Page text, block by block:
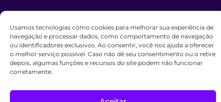
Usamos tecnologias como cookies para melhorar sua experiência de
navegação e processar dados, como comportamento de navegação
ou identificadores exclusivos. Ao consentir, você nos ajuda a oferecer
o melhor serviço possível. Caso não dê seu consentimento ou o retire
depois, algumas funções e recursos do site podem não funcionar
corretamente.